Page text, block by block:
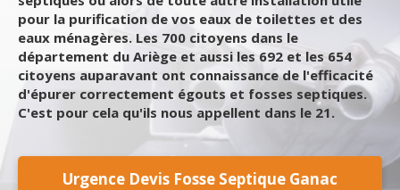
pour la purification de vos eaux de toilettes et des
eaux ménagères. Les 700 citoyens dans le
département du Ariège et aussi les 692 et les 654
citoyens auparavant ont connaissance de l'efficacité
d'épurer correctement égouts et fosses septiques.
C'est pour cela qu'ils nous appellent dans le 21.
Urgence Devis Fosse Septique Ganac